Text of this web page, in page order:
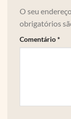
O seu
obrigatórios
Comentário*